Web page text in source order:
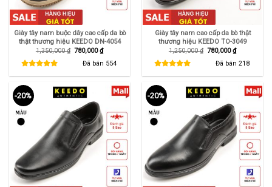
Giày tây nam buộc dây cao cấp da bò
thật thương hiệu KEEDO DN-4054
1,350,000₫ Giá
1,350,000 ₫.
780,000₫Giá
hiện
tại
là:
780,000 ₫.
Đã bán 554
Giày tây nam cao cấp da bò thật
thương hiệu KEEDO TO-3049
1,250,000₫ Giá
1,250,000 ₫.
780,000₫Giá
hiện
tại
là:
780,000 ₫.
Đã bán 218
-20% -20%